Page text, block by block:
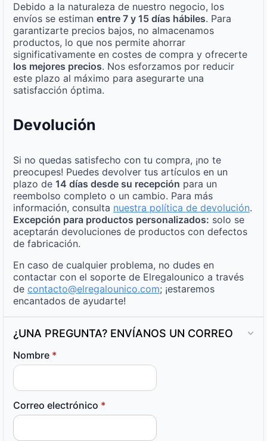
Debido a la naturaleza de nuestro negocio, los
envíos se estiman entre 7 y 15 días hábiles. Para
garantizarte precios bajos, no almacenamos
productos, lo que nos permite ahorrar
significativamente en costes de compra y ofrecerte
los mejores precios. Nos esforzamos por reducir
este plazo al máximo para asegurarte una
satisfacción óptima.
Devolución
Si no quedas satisfecho con tu compra, ¡no te
preocupes! Puedes devolver tus artículos en un
plazo de 14 días desde su recepción para un
reembolso completo o un cambio. Para más
información, consulta nuestra política de devolución.
Excepción para productos personalizados: solo se
aceptarán devoluciones de productos con defectos
de fabricación.
En caso de cualquier problema, no dudes en
contactar con el soporte de Elregalounico a través
de contacto@elregalounico.com; ¡estaremos
encantados de ayudarte!
¿UNA PREGUNTA? ENVÍANOS UN CORREO
Nombre *
Correo electrónico *